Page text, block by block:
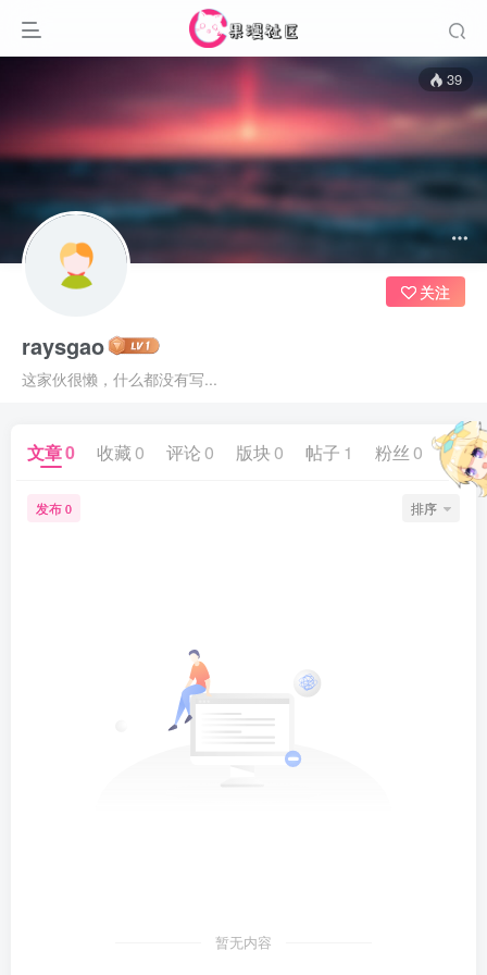
39
raysgao
这家伙很懒，什么都没有写...
关注
文章0 收藏 0 评论 0 版块 0 帖子 1 粉丝 0
发布 0 排序
暂无内容